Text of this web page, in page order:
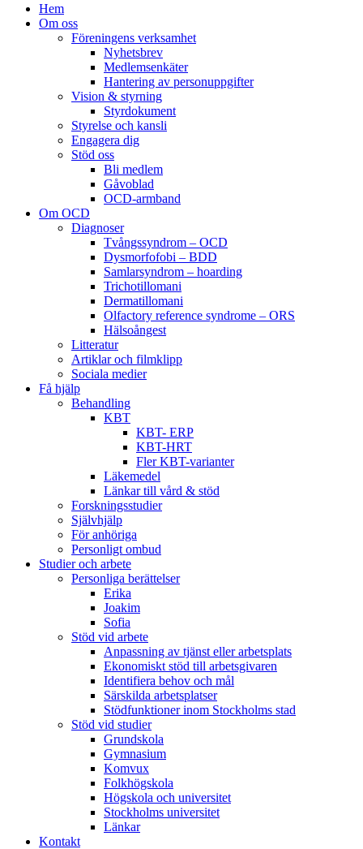
Hem
Om oss
Föreningens verksamhet
Nyhetsbrev
Medlemsenkäter
Hantering av personuppgifter
Vision & styrning
Styrdokument
Styrelse och kansli
Engagera dig
Stöd oss
Bli medlem
Gåvoblad
OCD-armband
Om OCD
Diagnoser
Tvångssyndrom – OCD
Dysmorfofobi – BDD
Samlarsyndrom – hoarding
Trichotillomani
Dermatillomani
Olfactory reference syndrome – ORS
Hälsoångest
Litteratur
Artiklar och filmklipp
Sociala medier
Få hjälp
Behandling
KBT
KBT- ERP
KBT-HRT
Fler KBT-varianter
Läkemedel
Länkar till vård & stöd
Forskningsstudier
Självhjälp
För anhöriga
Personligt ombud
Studier och arbete
Personliga berättelser
Erika
Joakim
Sofia
Stöd vid arbete
Anpassning av tjänst eller arbetsplats
Ekonomiskt stöd till arbetsgivaren
Identifiera behov och mål
Särskilda arbetsplatser
Stödfunktioner inom Stockholms stad
Stöd vid studier
Grundskola
Gymnasium
Komvux
Folkhögskola
Högskola och universitet
Stockholms universitet
Länkar
Kontakt